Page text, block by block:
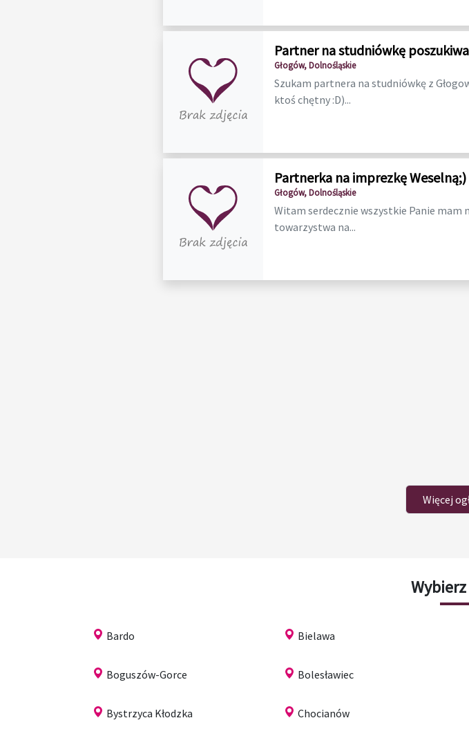
Partner na studniówkę
Głogów, Dolnośląskie
Szukam partnera na studniówkę z
ktoś chętny :D)...
Partnerka na imprezkę Weselną;)
Głogów, Dolnośląskie
Witam serdecznie wszystkie Panie
towarzystwa na...
Więcej
Wybierz
Bardo Bielawa
Boguszów-Gorce Bolesławiec
Bystrzyca Kłodzka Chocianów